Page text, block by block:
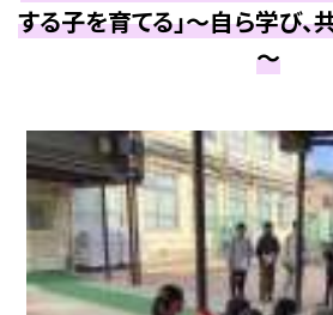
する子を育てる」～自ら学び
～